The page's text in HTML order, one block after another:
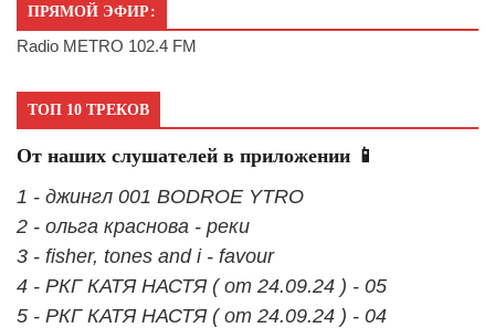
ПРЯМОЙ ЭФИР:
Radio METRO 102.4 FM
ТОП 10 ТРЕКОВ
От наших слушателей в приложении 📱
1 - джингл 001 BODROE YTRO
2 - ольга краснова - реки
3 - fisher, tones and i - favour
4 - РКГ КАТЯ НАСТЯ ( от 24.09.24 ) - 05
5 - РКГ КАТЯ НАСТЯ ( от 24.09.24 ) - 04